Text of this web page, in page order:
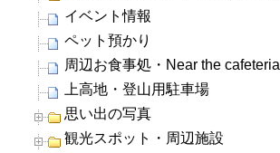
イベント情報
ペット預かり
周辺お食事処・Near the cafeteria
上高地・登山用駐車場
思い出の写真
観光スポット・周辺施設